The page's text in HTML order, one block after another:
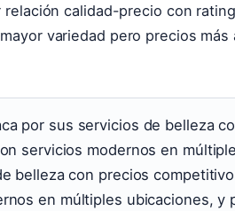
relación calidad-precio con
variedad pero precios
por sus servicios de belleza
servicios modernos en
belleza con precios
en múltiples ubicaciones, y